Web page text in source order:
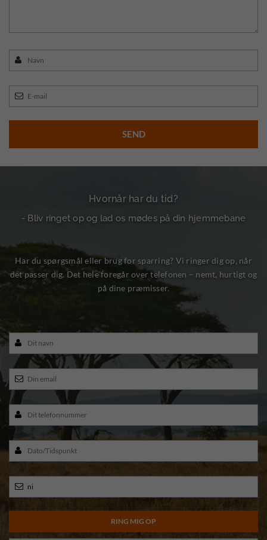
Hvornår har du tid?
- Bliv ringet op og lad os mødes på din hjemmebane
Har du spørgsmål eller brug for sparring? Vi ringer dig op, når
det passer dig. Det hele foregår over telefonen – nemt, hurtigt og
på dine præmisser.